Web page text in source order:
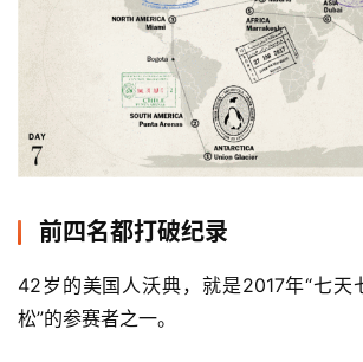
前四名都打破纪录
42岁的美国人沃典，就是2017年“七天
松”的参赛者之一。